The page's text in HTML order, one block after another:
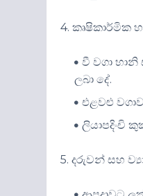
4. කෘෂිකාර්මික
වී වගා හානි
ලබා දේ.
එළවළු
ලියාපදිංචි
5. දරුවන් සහ